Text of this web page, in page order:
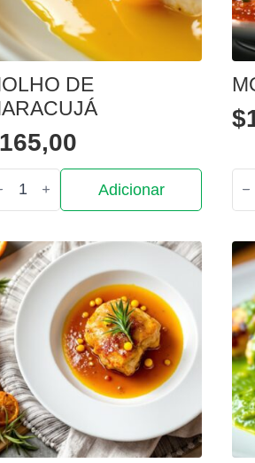
DE
165,00
Adicionar
$
de